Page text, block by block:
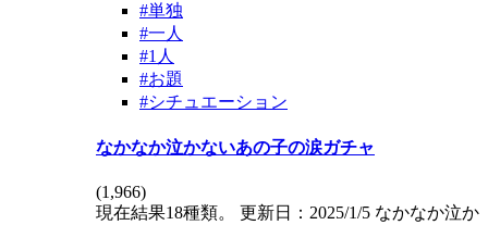
#単独
#一人
#1人
#お題
#シチュエーション
なかなか泣かないあの子の涙ガチャ
(1,966)
現在結果18種類。 更新日：2025/1/5 なかなか泣か